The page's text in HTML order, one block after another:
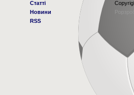
Статті
Новини
RSS